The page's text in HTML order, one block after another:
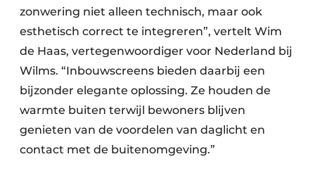
zonwering niet alleen technisch, maar ook
esthetisch correct te integreren”, vertelt Wim
de Haas, vertegenwoordiger voor Nederland bij
Wilms. “Inbouwscreens bieden daarbij een
bijzonder elegante oplossing. Ze houden de
warmte buiten terwijl bewoners blijven
genieten van de voordelen van daglicht en
contact met de buitenomgeving.”